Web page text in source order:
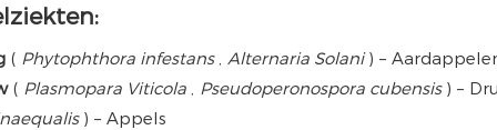
( Phytophthora infestans , Alternaria Solani) –
( Plasmopara Viticola , Pseudoperonospora cubensis ) –
) – Appels